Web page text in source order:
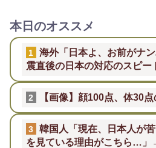
本日のオススメ
1
海外「日本よ、お前がナ
震直後の日本の対応のスピー
2 【画像】顔100点、体30
3
韓国人「現在、日本人が
を見ている理由がこちら…